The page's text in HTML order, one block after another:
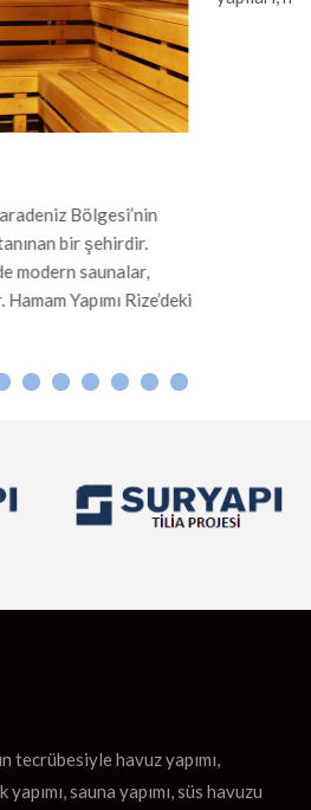
Hamam Yapımı Osmaniye’de
ilham alınarak inşa edilir. Mermer
yapılan hamamlar, sıcak
tecrübesiyle havuz yapımı,
yapımı, sauna yapımı, süs havuzu